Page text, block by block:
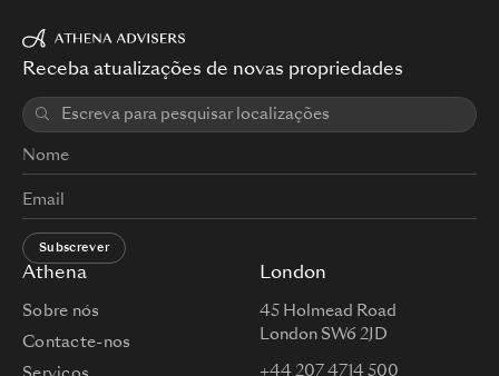
Athena
Sobre nós
Contacte-nos
London
45 Holmead Road
London SW6 2JD
+44 207 4714 500
Receba atualizações de novas propriedades
Subscrever